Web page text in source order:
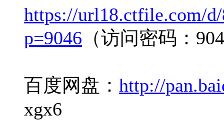
https://url18.ctfile.com/d/
p=9046 （访问密码：
百度网盘： http://
xgx6